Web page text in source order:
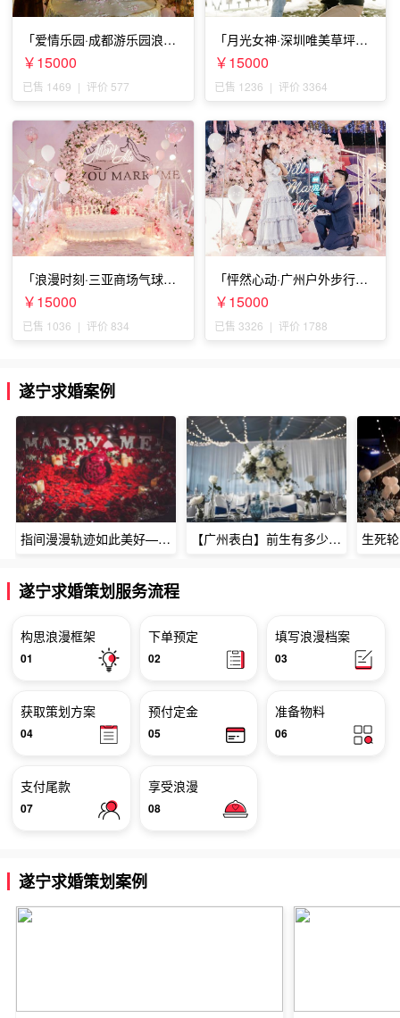
「爱情乐园·成都游乐园浪漫
求婚」
￥15000
已售 1469 | 评价 577
「月光女神·深圳唯美草坪浪
漫求婚」
￥15000
已售 1236 | 评价 3364
「浪漫时刻·三亚商场气球雨
惊喜求婚」
￥15000
已售 1036 | 评价 834
「怦然心动·广州户外步行街
求婚」
￥15000
已售 3326 | 评价 1788
遂宁求婚案例
指间漫漫轨迹如此美好——深圳烈焰玫瑰生日惊喜 【广州表白】前生有多少未尽的缘7张
遂宁求婚策划服务流程
构思浪漫框架
01
下单预定
02
填写浪漫档案
03
获取策划方案
04
预付定金
05
准备物料
06
支付尾款
07
享受浪漫
08
遂宁求婚策划案例